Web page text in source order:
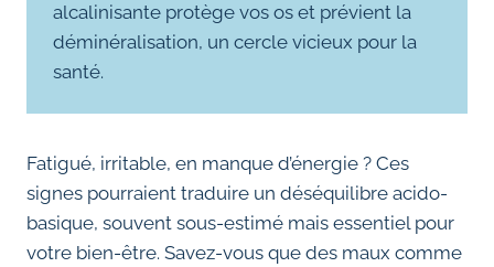
alcalinisante protège vos os et prévient la
déminéralisation, un cercle vicieux pour la
santé.
Fatigué, irritable, en manque d’énergie ? Ces
signes pourraient traduire un déséquilibre acido-
basique, souvent sous-estimé mais essentiel pour
votre bien-être. Savez-vous que des maux comme